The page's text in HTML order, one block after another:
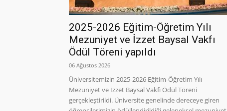
2025-2026 Eğitim-Öğretim Yılı
Mezuniyet ve İzzet Baysal Vakfı
Ödül Töreni yapıldı
06 Ağustos 2026
Üniversitemizin 2025-2026 Eğitim-Öğretim Yılı
Mezuniyet ve İzzet Baysal Vakfı Ödül Töreni
gerçekleştirildi. Üniversite genelinde dereceye giren